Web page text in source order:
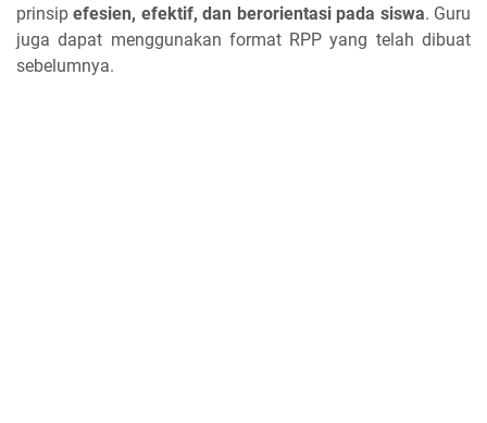
prinsipefesien, efektif, dan berorientasi pada siswa. Guru
juga dapat menggunakan format RPP yang telah dibuat
sebelumnya.